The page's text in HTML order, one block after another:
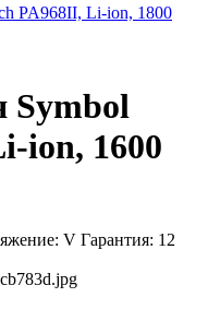
PA968II, Li-ion, 1800
Symbol
ion, 1600
V Гарантия: 12